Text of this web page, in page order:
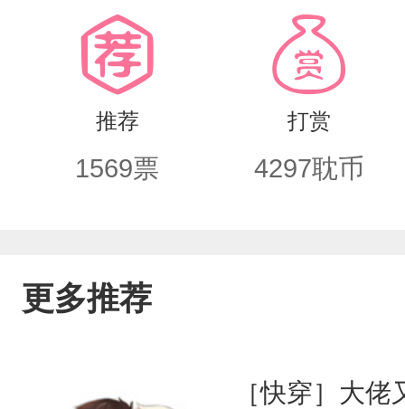
推荐
1569票
打赏
4297耽币
更多推荐
［快穿］大